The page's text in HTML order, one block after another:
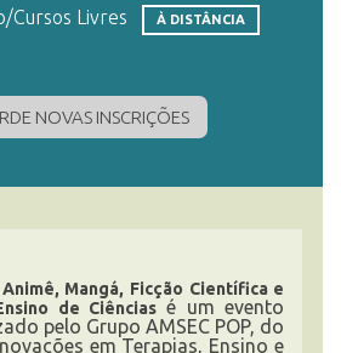
Cursos Livres À DISTÂNCIA
NOVAS INSCRIÇÕES
Mangá, Ficção Científica e
de Ciênciasé um evento
pelo Grupo AMSEC POP, do
em Terapias, Ensino e